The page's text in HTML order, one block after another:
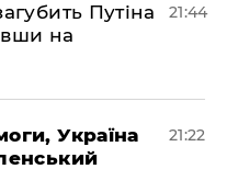
Путіна
на
21:44
Україна
21:22